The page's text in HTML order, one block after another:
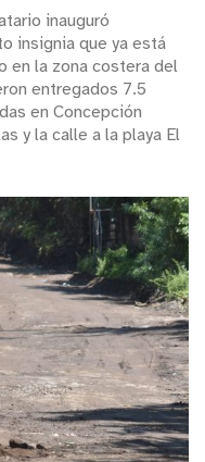
inauguró
insignia que ya está
en la zona costera del
entregados 7.5
en Concepción
y la calle a la playa El